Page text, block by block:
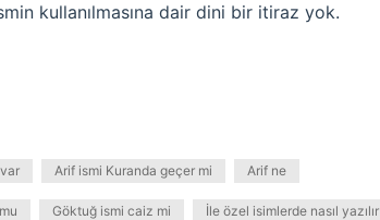
kullanılmasına dair dini bir itiraz yok.
Arif ismi Kuranda geçer mi Arif ne
Göktuğ ismi caiz mi İle özel isimlerde nasıl yazılır